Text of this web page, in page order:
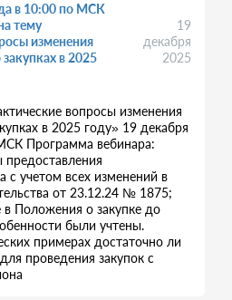
в 10:00 по МСК
тему
изменения
в 2025
19
декабря
2025
вопросы изменения
в 2025 году» 19 декабря
Программа вебинара:
предоставления
с учетом всех изменений в
от 23.12.24 № 1875;
Положения о закупке до
были учтены.
примерах достаточно ли
проведения закупок с